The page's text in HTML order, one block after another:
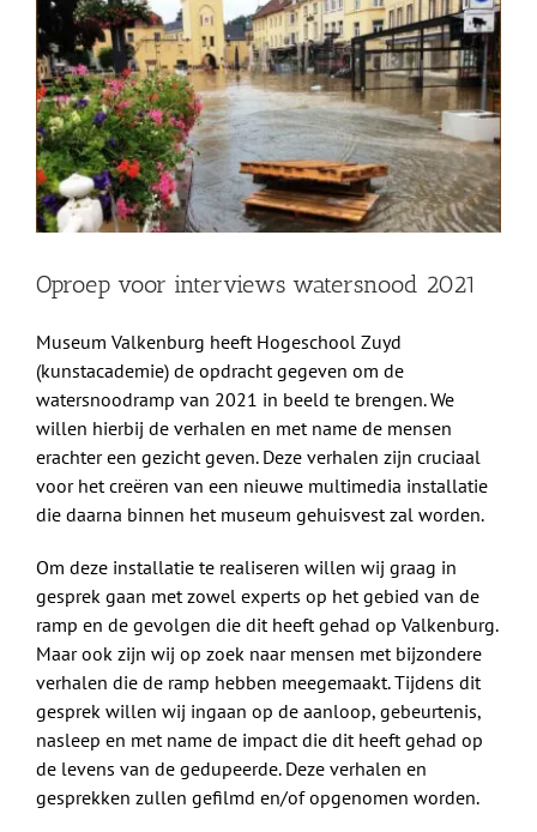
Shop
Over Ons
BEZOEK
grotere
afbeelding
Oproep voor interviews watersnood 2021
Museum Valkenburg heeft Hogeschool Zuyd
(kunstacademie) de opdracht gegeven om de
watersnoodramp van 2021 in beeld te brengen. We
willen hierbij de verhalen en met name de mensen
erachter een gezicht geven. Deze verhalen zijn cruciaal
voor het creëren van een nieuwe multimedia installatie
die daarna binnen het museum gehuisvest zal worden.
Om deze installatie te realiseren willen wij graag in
gesprek gaan met zowel experts op het gebied van de
ramp en de gevolgen die dit heeft gehad op Valkenburg.
Maar ook zijn wij op zoek naar mensen met bijzondere
verhalen die de ramp hebben meegemaakt. Tijdens dit
gesprek willen wij ingaan op de aanloop, gebeurtenis,
nasleep en met name de impact die dit heeft gehad op
de levens van de gedupeerde. Deze verhalen en
gesprekken zullen gefilmd en/of opgenomen worden.